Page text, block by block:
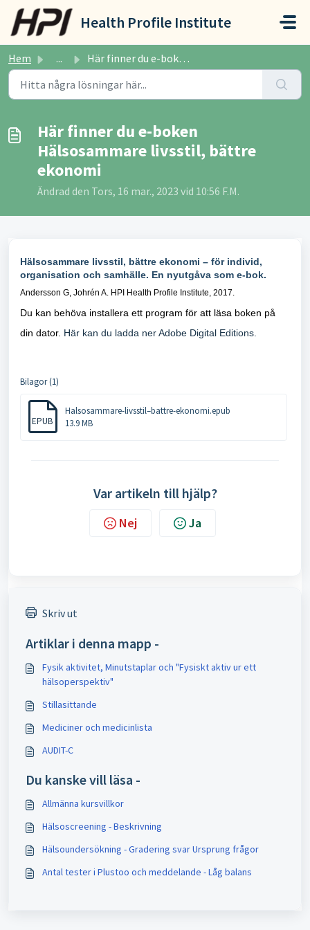
Hoppa över till huvudinnehåll
Health Profile Institute
Hem ... Här finner du e-boken Hälsosammare livsstil, bättre ekonomi
Här finner du e-boken
Hälsosammare livsstil, bättre
ekonomi
Ändrad den Tors, 16 mar., 2023 vid 10:56 F.M.
Hälsosammare livsstil, bättre ekonomi – för individ,
organisation och samhälle. En nyutgåva som e-bok.
Andersson G, Johrén A. HPI Health Profile Institute, 2017.
Du kan behöva installera ett program för att läsa boken på
din dator. Här kan du ladda ner Adobe Digital Editions.
Bilagor (1)
EPUB
Halsosammare-livsstil–battre-ekonomi.epub
13.9 MB
Var artikeln till hjälp?
Nej Ja
Skriv ut
Artiklar i denna mapp -
Fysik aktivitet, Minutstaplar och "Fysiskt aktiv ur ett
hälsoperspektiv"
Stillasittande
Mediciner och medicinlista
AUDIT-C
Du kanske vill läsa -
Allmänna kursvillkor
Hälsoscreening - Beskrivning
Hälsoundersökning - Gradering svar Ursprung frågor
Antal tester i Plustoo och meddelande - Låg balans